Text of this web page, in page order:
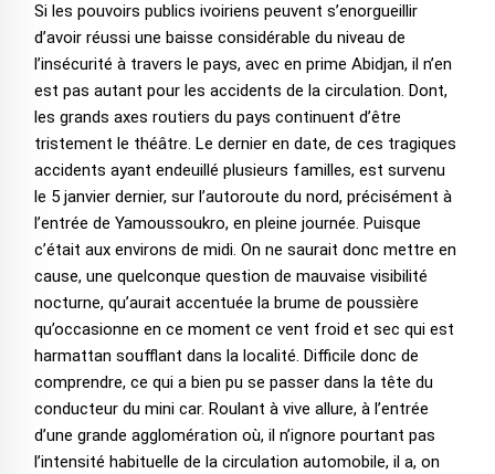
Si les pouvoirs publics ivoiriens peuvent s’enorgueillir
d’avoir réussi une baisse considérable du niveau de
l’insécurité à travers le pays, avec en prime Abidjan, il n’en
est pas autant pour les accidents de la circulation. Dont,
les grands axes routiers du pays continuent d’être
tristement le théâtre. Le dernier en date, de ces tragiques
accidents ayant endeuillé plusieurs familles, est survenu
le 5 janvier dernier, sur l’autoroute du nord, précisément à
l’entrée de Yamoussoukro, en pleine journée. Puisque
c’était aux environs de midi. On ne saurait donc mettre en
cause, une quelconque question de mauvaise visibilité
nocturne, qu’aurait accentuée la brume de poussière
qu’occasionne en ce moment ce vent froid et sec qui est
harmattan soufflant dans la localité. Difficile donc de
comprendre, ce qui a bien pu se passer dans la tête du
conducteur du mini car. Roulant à vive allure, à l’entrée
d’une grande agglomération où, il n’ignore pourtant pas
l’intensité habituelle de la circulation automobile, il a, on